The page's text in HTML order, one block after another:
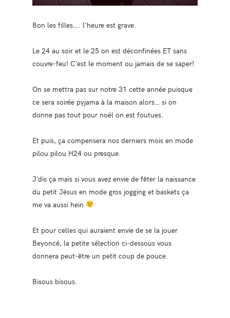
Bon les filles…. l’heure est grave.
Le 24 au soir et le 25 on est déconfinées ET sans
couvre-feu! C’est le moment ou jamais de se saper!
On se mettra pas sur notre 31 cette année puisque
ce sera soirée pyjama à la maison alors… si on
donne pas tout pour noël on est foutues.
Et puis, ça compensera nos derniers mois en mode
pilou pilou H24 ou presque.
J’dis ça mais si vous avez envie de fêter la naissance
du petit Jésus en mode gros jogging et baskets ça
me va aussi hein
Et pour celles qui auraient envie de se la jouer
Beyoncé, la petite sélection ci-dessous vous
donnera peut-être un petit coup de pouce.
Bisous bisous.